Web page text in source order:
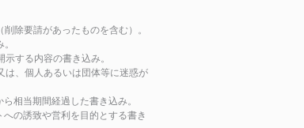
除要請があったものを含む）。
する内容の書き込み。
は、個人あるいは団体等に迷惑が
相当期間経過した書き込み。
の誘致や営利を目的とする書き